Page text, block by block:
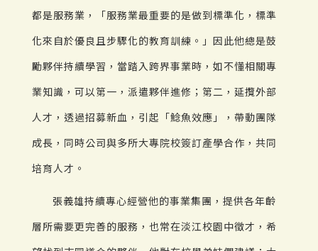
都是服務業，「服務業最重要的是做到標準化，標準
化來自於優良且步驟化的教育訓練。」因此他總是鼓
勵夥伴持續學習，當踏入跨界事業時，如不懂相關專
業知識，可以第一，派遣夥伴進修；第二，延攬外部
人才，透過招募新血，引起「鯰魚效應」，帶動團隊
成長，同時公司與多所大專院校簽訂產學合作，共同
培育人才。
張義雄持續專心經營他的事業集團，提供各年齡
層所需要更完善的服務，也常在淡江校園中徵才，希